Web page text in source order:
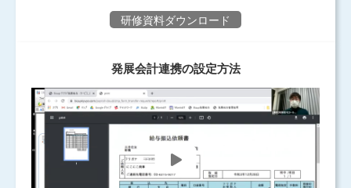
研修資料ダウンロード
発展会計連携の設定方法